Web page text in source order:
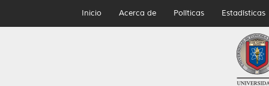
Inicio Acerca de Políticas Estadísticas